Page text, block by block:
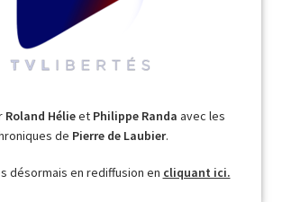
Roland Hélieet Philippe Randa avec les
de Pierre de Laubier.
désormais en rediffusion en cliquant ici.